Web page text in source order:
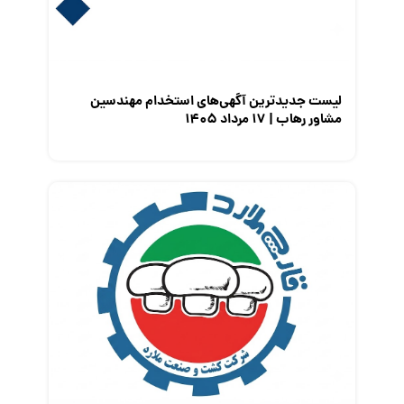
لیست جدیدترین آگهی‌های استخدام مهندسین
مشاور رهاب | ۱۷ مرداد ۱۴۰۵